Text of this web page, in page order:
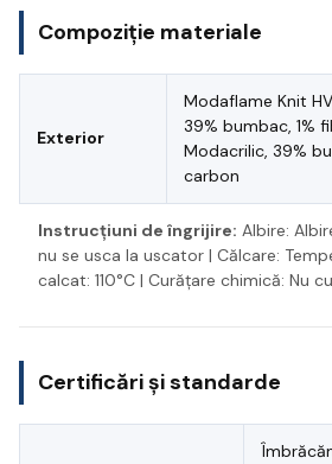
Compoziție materiale
Exterior
Modaflame Knit
39% bumbac, 1%
Modacrilic, 39%
carbon
Instrucțiuni de îngrijire: Albire:
nu se usca la uscator | Călcare:
calcat: 110°C | Curățare chimică: Nu
Certificări și standarde